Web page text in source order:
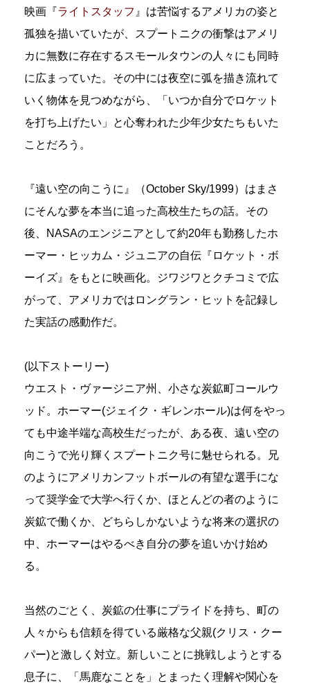
映画『ライトスタッフ 』は苦悩するアメリカの姿と
孤独を描いていたが、スプートニクの衝撃はアメリ
カに無数に存在するスモールタウンの人々にも同時
に広まっていた。その中には夜空に弧を描き流れて
いく物体を見つめながら、「いつか自分でロケット
を打ち上げたい」と心奪われた少年少女たちもいた
ことだろう。
『遠い空の向こうに』（October Sky/1999）はまさ
にそんな夢を本当に追った高校生たちの話。その
後、NASAのエンジニアとして約20年も勤務したホ
ーマー・ヒッカム・ジュニアの自伝『ロケット・ボ
ーイズ』をもとに映画化。ジワジワとクチコミで広
がって、アメリカではロングラン・ヒットを記録し
た実話の感動作だ。
(以下ストーリー)
ウエスト・ヴァージニア州、小さな炭鉱町コールウ
ッド。ホーマー(ジェイク・ギレンホール)は何をやっ
ても中途半端な高校生だったが、ある夜、遠い空の
向こうで光り輝くスプートニク号に魅せられる。兄
のようにアメリカンフットボールの有望な選手にな
って奨学金で大学へ行くか、ほとんどの者のように
炭鉱で働くか、どちらしかないような将来の選択の
中、ホーマーはやるべき自分の夢を追いかけ始め
る。
当然のごとく、炭鉱の仕事にプライドを持ち、町の
人々からも信頼を得ている厳格な父親(クリス・クー
パー)と激しく対立。新しいことに挑戦しようとする
息子に、「馬鹿なことを」とまったく理解や関心を